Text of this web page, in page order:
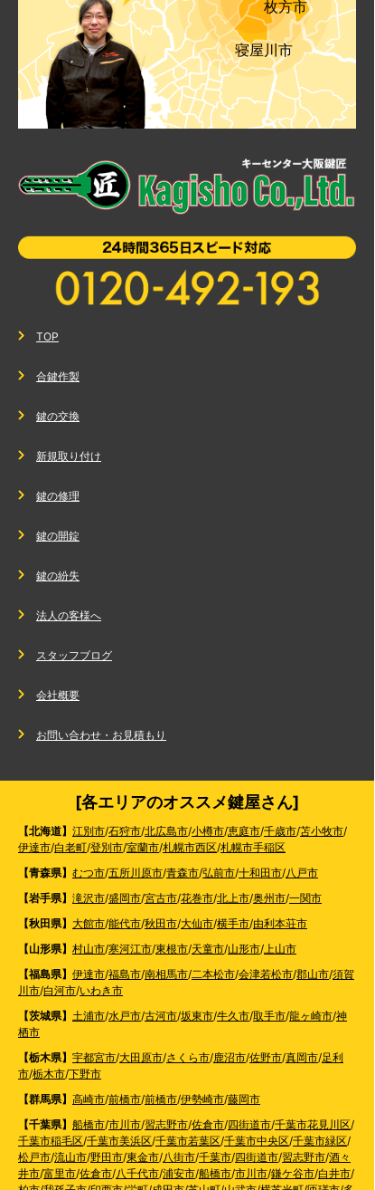
枚方市
寝屋川市
TOP
合鍵作製
鍵の交換
新規取り付け
鍵の修理
鍵の開錠
鍵の紛失
法人の客様へ
スタッフブログ
会社概要
お問い合わせ・お見積もり
[各エリアのオススメ鍵屋さん]
【北海道】 江別市/石狩市/北広島市/小樽市/恵庭市/千歳市/苫小牧市/
伊達市/白老町/登別市/室蘭市/札幌市西区/札幌市手稲区
【青森県】 むつ市/五所川原市/青森市/弘前市/十和田市/八戸市
【岩手県】 滝沢市/盛岡市/宮古市/花巻市/北上市/奥州市/一関市
【秋田県】 大館市/能代市/秋田市/大仙市/横手市/由利本荘市
【山形県】 村山市/寒河江市/東根市/天童市/山形市/上山市
【福島県】 伊達市/福島市/南相馬市/二本松市/会津若松市/郡山市/須賀
川市/白河市/いわき市
【茨城県】 土浦市/水戸市/古河市/坂東市/牛久市/取手市/龍ヶ崎市/神
栖市
【栃木県】 宇都宮市/大田原市/さくら市/鹿沼市/佐野市/真岡市/足利
市/栃木市/下野市
【群馬県】 高崎市/前橋市/前橋市/伊勢崎市/藤岡市
【千葉県】 船橋市/市川市/習志野市/佐倉市/四街道市/千葉市花見川区/
千葉市稲毛区/千葉市美浜区/千葉市若葉区/千葉市中央区/千葉市緑区/
松戸市/流山市/野田市/東金市/八街市/千葉市/四街道市/習志野市/酒々
井市/富里市/佐倉市/八千代市/浦安市/船橋市/市川市/鎌ケ谷市/白井市/